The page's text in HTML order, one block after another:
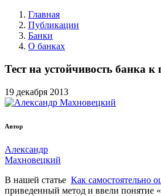
Главная
Публикации
Банки
О банках
Тест на устойчивость банка
19 декабря 2013
Автор
Александр
Махновецкий
В нашей статье Как самостоятельно
приведенный метод и ввели понятие